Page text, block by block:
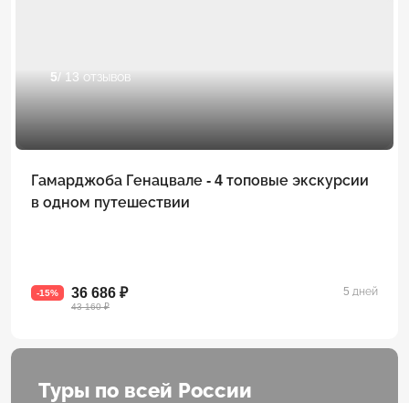
5/ 13 отзывов
Гамарджоба Генацвале - 4 топовые экскурсии
в одном путешествии
-15% 36 686 ₽
43 160 ₽
5 дней
Туры по всей России